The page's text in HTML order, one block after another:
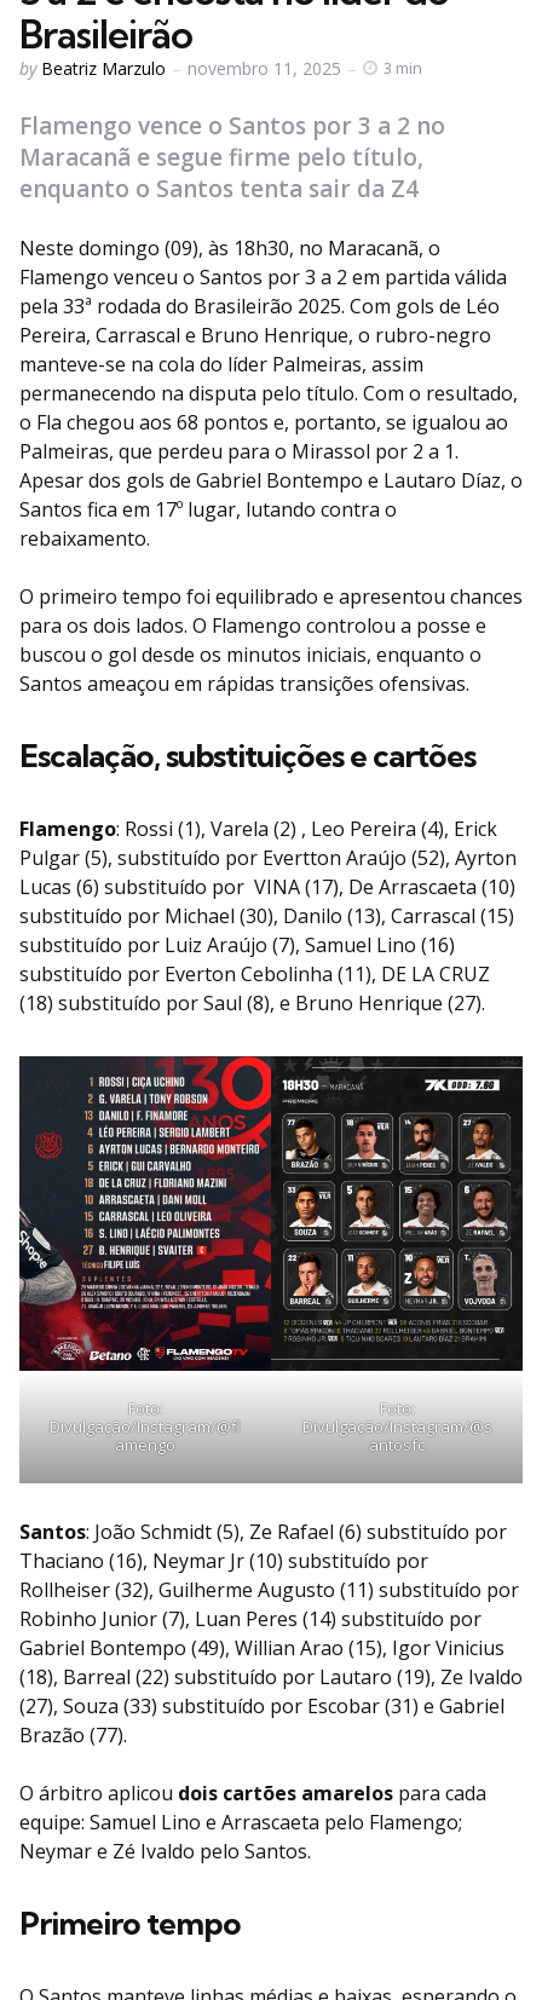
Brasileirão
Posted
by Beatriz Marzulo novembro 11, 2025 3 min
Flamengo vence o Santos por 3 a 2 no
Maracanã e segue firme pelo título,
enquanto o Santos tenta sair da Z4
Neste domingo (09), às 18h30, no Maracanã, o
Flamengo venceu o Santos por 3 a 2 em partida válida
pela 33ª rodada do Brasileirão 2025. Com gols de Léo
Pereira, Carrascal e Bruno Henrique, o rubro-negro
manteve-se na cola do líder Palmeiras, assim
permanecendo na disputa pelo título. Com o resultado,
o Fla chegou aos 68 pontos e, portanto, se igualou ao
Palmeiras, que perdeu para o Mirassol por 2 a 1.
Apesar dos gols de Gabriel Bontempo e Lautaro Díaz, o
Santos fica em 17º lugar, lutando contra o
rebaixamento.
O primeiro tempo foi equilibrado e apresentou chances
para os dois lados. O Flamengo controlou a posse e
buscou o gol desde os minutos iniciais, enquanto o
Santos ameaçou em rápidas transições ofensivas.
Escalação, substituições e cartões
Flamengo: Rossi (1), Varela (2) , Leo Pereira (4), Erick
Pulgar (5), substituído por Evertton Araújo (52), Ayrton
Lucas (6) substituído por VINA (17), De Arrascaeta (10)
substituído por Michael (30), Danilo (13), Carrascal (15)
substituído por Luiz Araújo (7), Samuel Lino (16)
substituído por Everton Cebolinha (11), DE LA CRUZ
(18) substituído por Saul (8), e Bruno Henrique (27).
Foto:
Divulgação/Instagram/@fl
amengo
Foto:
Divulgação/Instagram/@s
antosfc
Santos: João Schmidt (5), Ze Rafael (6) substituído por
Thaciano (16), Neymar Jr (10) substituído por
Rollheiser (32), Guilherme Augusto (11) substituído por
Robinho Junior (7), Luan Peres (14) substituído por
Gabriel Bontempo (49), Willian Arao (15), Igor Vinicius
(18), Barreal (22) substituído por Lautaro (19), Ze Ivaldo
(27), Souza (33) substituído por Escobar (31) e Gabriel
Brazão (77).
O árbitro aplicou dois cartões amarelos para cada
equipe: Samuel Lino e Arrascaeta pelo Flamengo;
Neymar e Zé Ivaldo pelo Santos.
Primeiro tempo